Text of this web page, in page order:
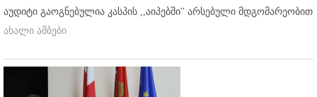
აუდიტი გაოგნებულია კასპის ,,აიპებში'' არსებული მდგომარეობით
ახალი ამბები